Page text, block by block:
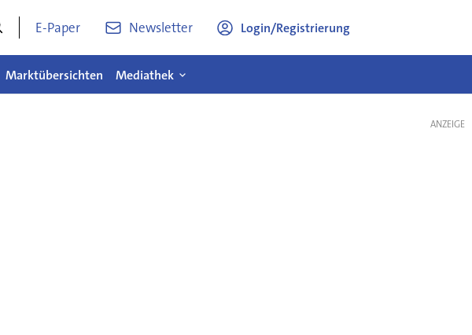
E-Paper Newsletter Login/Registrierung
Marktübersichten Mediathek
ANZEIGE